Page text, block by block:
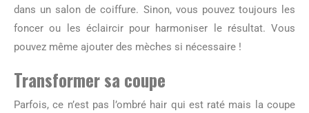
dans un salon de coiffure. Sinon, vous pouvez toujours les
foncer ou les éclaircir pour harmoniser le résultat. Vous
pouvez même ajouter des mèches si nécessaire !
Transformer sa coupe
Parfois, ce n’est pas l’ombré hair qui est raté mais la coupe